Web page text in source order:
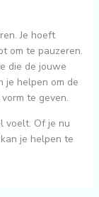
Je hoeft
om te pauzeren.
die de jouwe
je helpen om de
te geven.
voelt. Of je nu
je helpen te